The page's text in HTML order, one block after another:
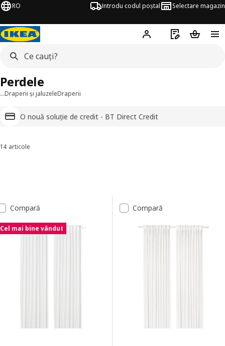
RO Introdu codul poștal Selectare magazin
Hej! Autentifică-te
Listă deCoșul de
…Draperii și jaluzeleDraperii
O nouă soluție de credit - BT Direct Credit
Perdele
Sortează și filtrează
14 articole
Lista de rezultate
Compară
Cel mai bine vândut
Compară